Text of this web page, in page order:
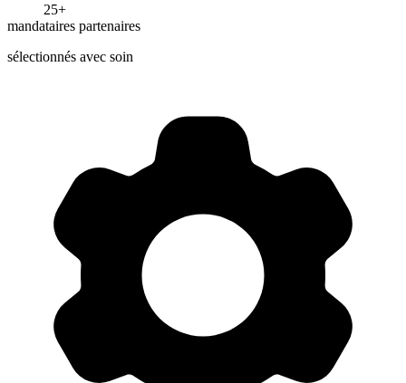
25+
mandataires partenaires
sélectionnés avec soin